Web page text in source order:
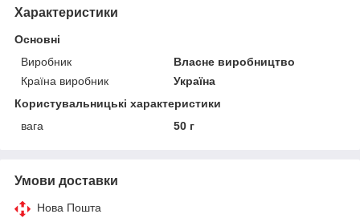
Характеристики
Основні
Виробник
Власне виробництво
Країна виробник
Україна
Користувальницькі характеристики
вага
50 г
Умови доставки
Нова Пошта